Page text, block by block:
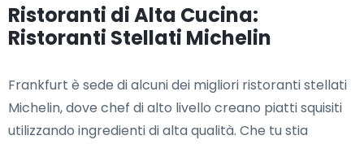
Ristoranti di Alta Cucina:
Ristoranti Stellati Michelin
Frankfurt è sede di alcuni dei migliori ristoranti stellati
Michelin, dove chef di alto livello creano piatti squisiti
utilizzando ingredienti di alta qualità. Che tu stia